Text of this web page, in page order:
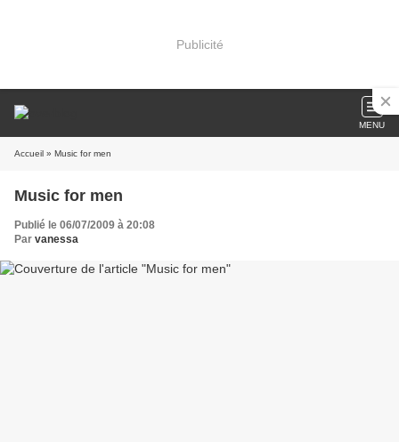
Publicité
MENU
Accueil » Music for men
Music for men
Publié le 06/07/2009 à 20:08
Par vanessa